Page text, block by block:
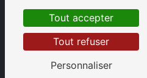
réflexologie
kobido massage
©Vistalid- 2026 - Tous
légales
Tout accepter
Tout refuser
Personnaliser